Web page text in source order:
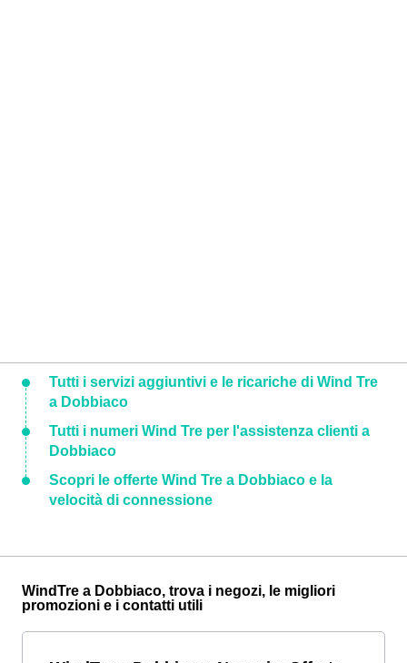
Tutti i servizi aggiuntivi e le ricariche di Wind Tre
a Dobbiaco
Tutti i numeri Wind Tre per l'assistenza clienti a
Dobbiaco
Scopri le offerte Wind Tre a Dobbiaco e la
velocità di connessione
WindTre a Dobbiaco, trova i negozi, le migliori
promozioni e i contatti utili